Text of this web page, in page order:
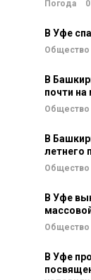
Погода
В Уфе
Общество
В
почти на
Общество
В
летнего
Общество
В Уфе
Общество
В Уфе